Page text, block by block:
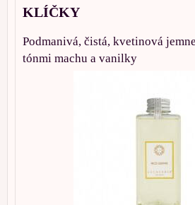
KLÍČKY
Podmanivá, čistá, kvetinová
tónmi machu a vanilky